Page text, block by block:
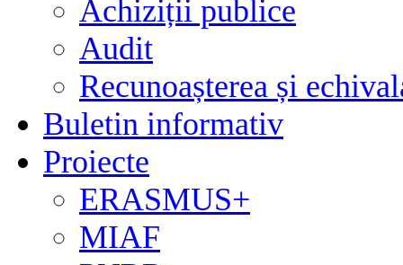
Achiziții publice
Audit
Recunoașterea și
Buletin informativ
Proiecte
ERASMUS+
MIAF